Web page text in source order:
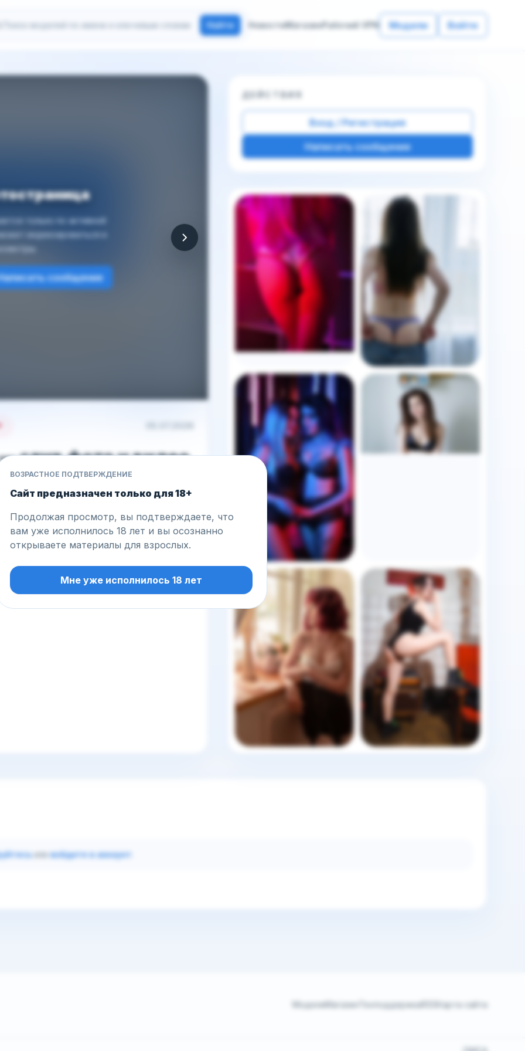
Найти НовостиМагазинРабочий VPN Модели Войти
только по активной
индексироваться и
сообщение
слив фото и видео
стримерши
💫
ДЕЙСТВИЯ
Вход / Регистрация
Написать сообщение
Другие фото этой модели
иливойдите в аккаунт
МоделиМагазин ТехподдержкаRSS Карта сайта
ВОЗРАСТНОЕ ПОДТВЕРЖДЕНИЕ
Сайт предназначен только для 18+
Продолжая просмотр, вы подтверждаете, что
вам уже исполнилось 18 лет и вы осознанно
открываете материалы для взрослых.
Мне уже исполнилось 18 лет